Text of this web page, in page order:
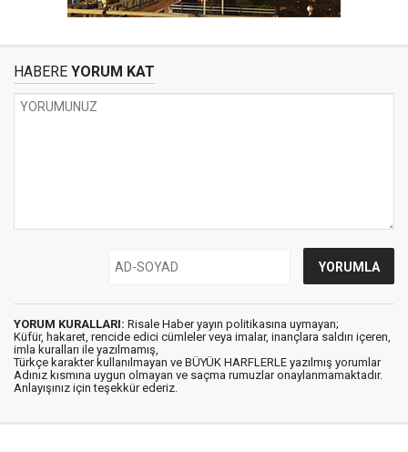
HABERE YORUM KAT
YORUM KURALLARI: Risale Haber yayın politikasına uymayan;
Küfür, hakaret, rencide edici cümleler veya imalar, inançlara saldırı içeren,
imla kuralları ile yazılmamış,
Türkçe karakter kullanılmayan ve BÜYÜK HARFLERLE yazılmış yorumlar
Adınız kısmına uygun olmayan ve saçma rumuzlar onaylanmamaktadır.
Anlayışınız için teşekkür ederiz.